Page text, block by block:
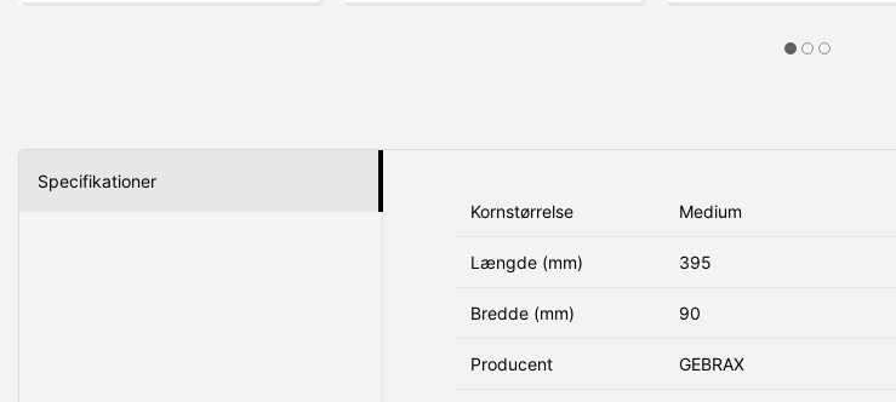
Specifikationer
Kornstørrelse
Medium
Længde (mm) 395
Bredde (mm) 90
Producent GEBRAX